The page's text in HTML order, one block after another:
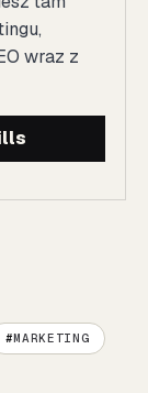
wraz z
MARKETING